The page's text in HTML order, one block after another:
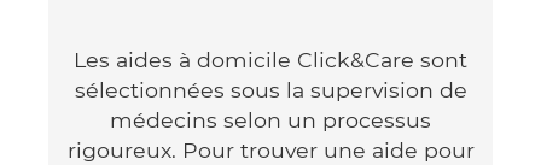
Les aides à domicile Click&Care sont
sélectionnées sous la supervision de
médecins selon un processus
rigoureux. Pour trouver une aide pour